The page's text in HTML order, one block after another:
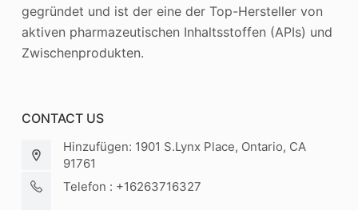
gegründet und ist der eine der Top-Hersteller von
aktiven pharmazeutischen Inhaltsstoffen (APIs) und
Zwischenprodukten.
CONTACT US
Hinzufügen: 1901 S.Lynx Place, Ontario, CA
91761
Telefon : +16263716327